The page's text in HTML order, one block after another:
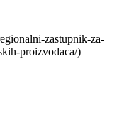
zastupnik-za-
proizvodaca/)